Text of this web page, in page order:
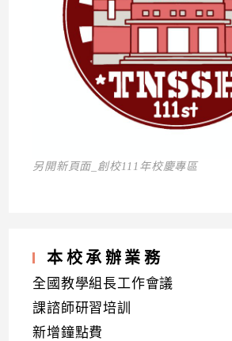
另開新頁面_創校111年校慶專區
本校承辦業務
全國教學組長工作會議
課諮師研習培訓
新增鐘點費